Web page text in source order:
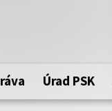
kraja.
Úrad PSK